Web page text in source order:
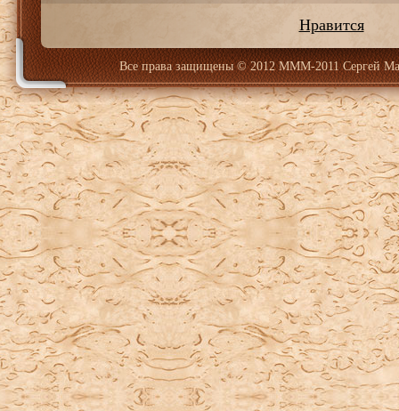
Нравится
Все права защищены© 2012 МММ-2011 Сергей